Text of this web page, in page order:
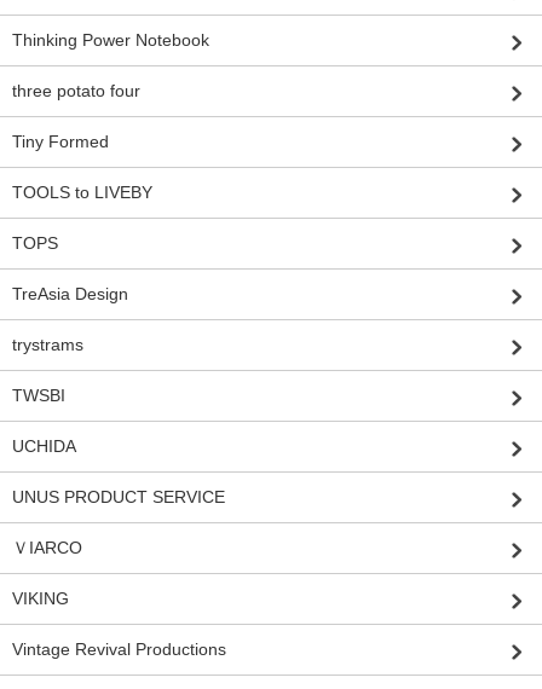
Thinking Power Notebook
three potato four
Tiny Formed
TOOLS to LIVEBY
TOPS
TreAsia Design
trystrams
TWSBI
UCHIDA
UNUS PRODUCT SERVICE
ＶIARCO
VIKING
Vintage Revival Productions